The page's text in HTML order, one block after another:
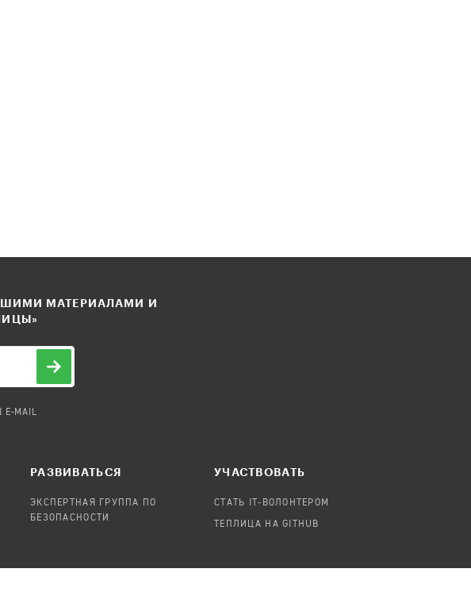
МАТЕРИАЛАМИ И
MAIL
РАЗВИВАТЬСЯ
ЭКСПЕРТНАЯ ГРУППА ПО
БЕЗОПАСНОСТИ
УЧАСТВОВАТЬ
СТАТЬ IT-ВОЛОНТЕРОМ
ТЕПЛИЦА НА GITHUB